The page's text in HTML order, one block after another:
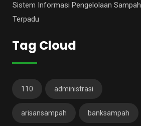
Sistem Informasi Pengelolaan Sampah
Terpadu
Tag Cloud
110 administrasi
arisansampah banksampah